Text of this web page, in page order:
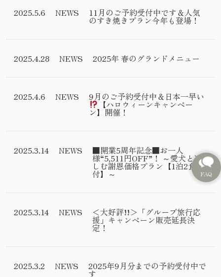
2025.5.6 NEWS 11月のご予約受付中です＆人気
のすき焼きプラン今年も登場！
2025.4.28 NEWS 2025年 春のグランドメニュー
2025.4.6 NEWS 9月のご予約受付中＆日本一早い
【ハロウィーンキャンペー
ン】開催！
2025.3.14 NEWS ■開業5周年記念■お一人
様“5,511円OFF”！ ～愛犬と楽
しむ謝恩価格プラン【1泊2食
付】～
2025.3.14 NEWS ＜大好評!!＞「グループ旅行応
援」キャンペーン販売延長決
定！
2025.3.2 NEWS 2025年9月分までの予約受付中で
す